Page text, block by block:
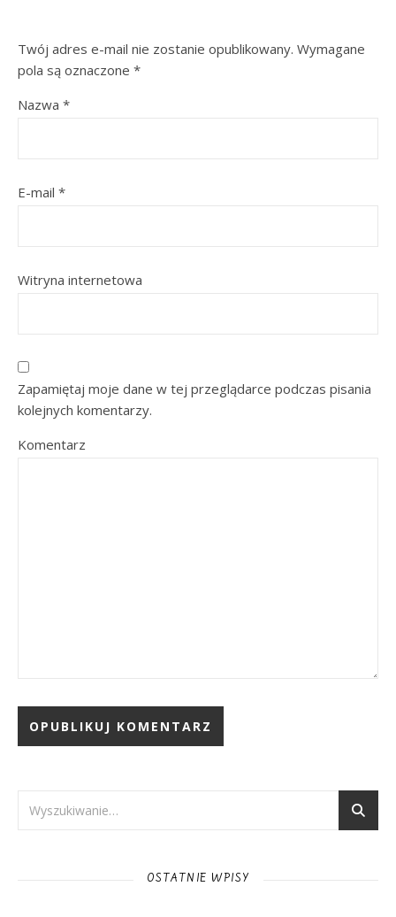
Twój adres e-mail nie zostanie opublikowany. Wymagane
pola są oznaczone *
Nazwa *
E-mail *
Witryna internetowa
Zapamiętaj moje dane w tej przeglądarce podczas pisania
kolejnych komentarzy.
Komentarz
OSTATNIE WPISY